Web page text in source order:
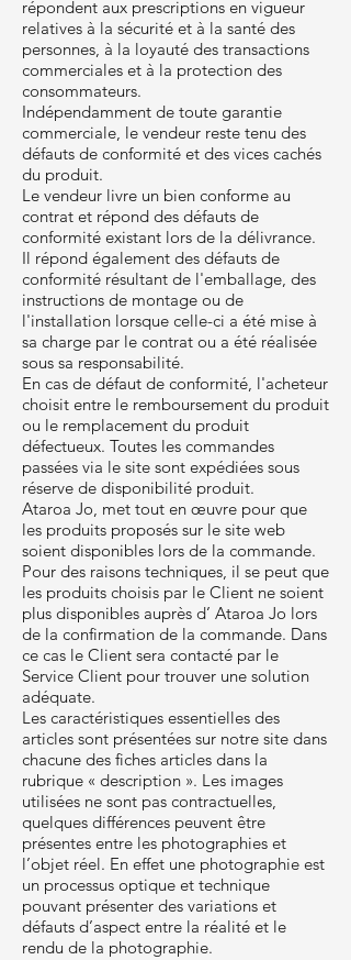
répondent aux prescriptions en vigueur
relatives à la sécurité et à la santé des
personnes, à la loyauté des transactions
commerciales et à la protection des
consommateurs.
Indépendamment de toute garantie
commerciale, le vendeur reste tenu des
défauts de conformité et des vices cachés
du produit.
Le vendeur livre un bien conforme au
contrat et répond des défauts de
conformité existant lors de la délivrance.
Il répond également des défauts de
conformité résultant de l'emballage, des
instructions de montage ou de
l'installation lorsque celle-ci a été mise à
sa charge par le contrat ou a été réalisée
sous sa responsabilité.
En cas de défaut de conformité, l'acheteur
choisit entre le remboursement du produit
ou le remplacement du produit
défectueux. Toutes les commandes
passées via le site sont expédiées sous
réserve de disponibilité produit.
Ataroa Jo, met tout en œuvre pour que
les produits proposés sur le site web
soient disponibles lors de la commande.
Pour des raisons techniques, il se peut que
les produits choisis par le Client ne soient
plus disponibles auprès d’ Ataroa Jo lors
de la confirmation de la commande. Dans
ce cas le Client sera contacté par le
Service Client pour trouver une solution
adéquate.
Les caractéristiques essentielles des
articles sont présentées sur notre site dans
chacune des fiches articles dans la
rubrique « description ». Les images
utilisées ne sont pas contractuelles,
quelques différences peuvent être
présentes entre les photographies et
l’objet réel. En effet une photographie est
un processus optique et technique
pouvant présenter des variations et
défauts d’aspect entre la réalité et le
rendu de la photographie.